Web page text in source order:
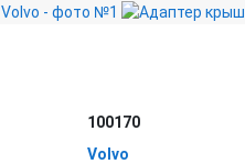
100170
Volvo